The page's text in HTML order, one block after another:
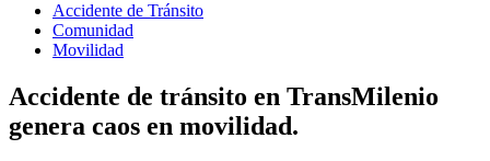
Accidente de Tránsito
Comunidad
Movilidad
Accidente de tránsito en TransMilenio
genera caos en movilidad.